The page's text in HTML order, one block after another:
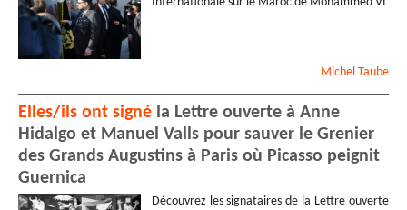
Michel Taube
Elles/ils ont signé la Lettre ouverte à Anne
Hidalgo et Manuel Valls pour sauver le Grenier
des Grands Augustins à Paris où Picasso peignit
Guernica
Découvrez les signataires de la Lettre ouverte